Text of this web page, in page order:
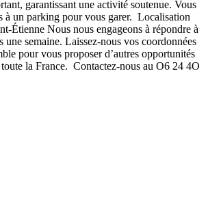
garantissant une activité soutenue. Vous
à un parking pour vous garer. Localisation
Étienne Nous nous engageons à répondre à
une semaine. Laissez-nous vos coordonnées
pour vous proposer d’autres opportunités
la France. Contactez-nous au O6 24 4O